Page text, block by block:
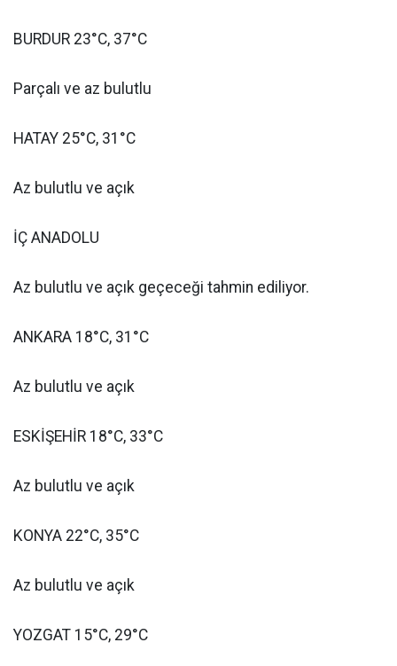
BURDUR 23°C, 37°C
Parçalı ve az bulutlu
HATAY 25°C, 31°C
Az bulutlu ve açık
İÇ ANADOLU
Az bulutlu ve açık geçeceği tahmin ediliyor.
ANKARA 18°C, 31°C
Az bulutlu ve açık
ESKİŞEHİR 18°C, 33°C
Az bulutlu ve açık
KONYA 22°C, 35°C
Az bulutlu ve açık
YOZGAT 15°C, 29°C